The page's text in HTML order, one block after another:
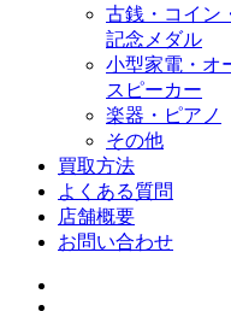
古銭・コイン
記念メダル
小型家電・オ
スピーカー
楽器・ピアノ
その他
買取方法
よくある質問
店舗概要
お問い合わせ